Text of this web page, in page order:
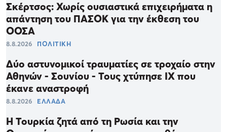
Σκέρτσος: Χωρίς ουσιαστικά επιχειρήματα η
απάντηση του ΠΑΣΟΚ για την έκθεση του
ΟΟΣΑ
8.8.2026 ΠΟΛΙΤΙΚΗ
Δύο αστυνομικοί τραυματίες σε τροχαίο στην
Αθηνών - Σουνίου - Τους χτύπησε ΙΧ που
έκανε αναστροφή
8.8.2026 ΕΛΛΑΔΑ
Η Τουρκία ζητά από τη Ρωσία και την